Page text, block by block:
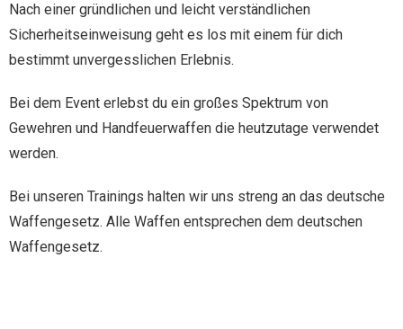
Nach einer gründlichen und leicht verständlichen
Sicherheitseinweisung geht es los mit einem für dich
bestimmt unvergesslichen Erlebnis.
Bei dem Event erlebst du ein großes Spektrum von
Gewehren und Handfeuerwaffen die heutzutage verwendet
werden.
Bei unseren Trainings halten wir uns streng an das deutsche
Waffengesetz. Alle Waffen entsprechen dem deutschen
Waffengesetz.